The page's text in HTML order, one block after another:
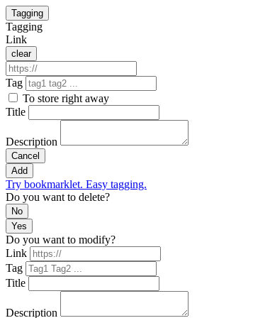
Tagging
Tagging
Link
clear
Tag
To store right away
Title
Description
Cancel
Add
Try bookmarklet. Easy tagging.
Do you want to delete?
No
Yes
Do you want to modify?
Link
Tag
Title
Description